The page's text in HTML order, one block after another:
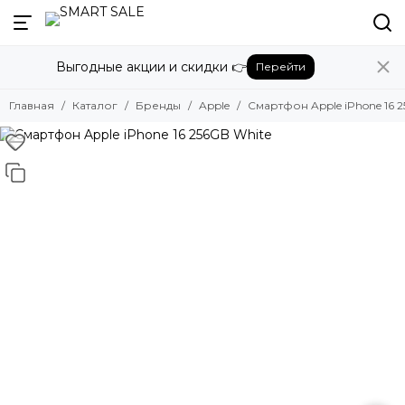
Назад
Бренды
Amazon
Apple
Bose
Выгодные акции и скидки 👉 Перейти
Главная Каталог Бренды Apple Смартфон Apple iPhone 16